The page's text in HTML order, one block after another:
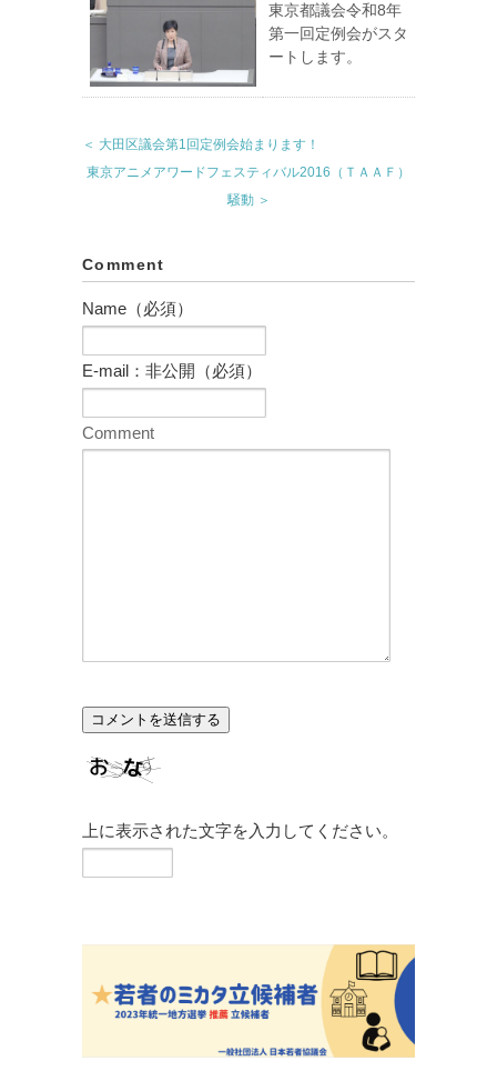
東京都議会令和8年
第一回定例会がスタ
ートします。
＜ 大田区議会第1回定例会始まります！
東京アニメアワードフェスティバル2016（ＴＡＡＦ）
騒動 ＞
Comment
Name（必須）
E-mail：非公開（必須）
Comment
上に表示された文字を入力してください。